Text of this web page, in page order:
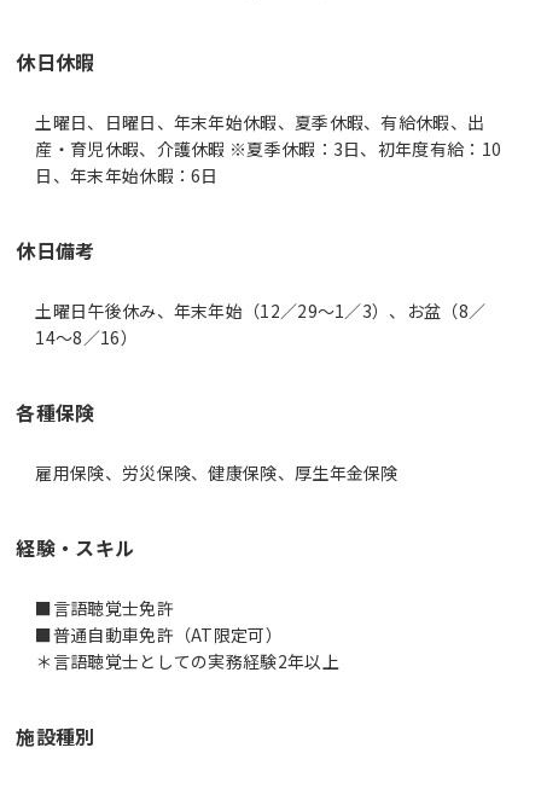
休日休暇
土曜日、日曜日、年末年始休暇、夏季休暇、有給休暇、出
産・育児休暇、介護休暇 ※夏季休暇：3日、初年度有給：10
日、年末年始休暇：6日
休日備考
土曜日午後休み、年末年始（12／29～1／3）、お盆（8／
14～8／16）
各種保険
雇用保険、労災保険、健康保険、厚生年金保険
経験・スキル
■言語聴覚士免許
■普通自動車免許（AT限定可）
＊言語聴覚士としての実務経験2年以上
施設種別